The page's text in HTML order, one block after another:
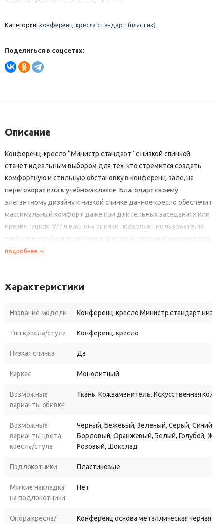
Категории: конференц-кресла стандарт (пластик)
Поделиться в соцсетях:
Описание
Конференц-кресло “Министр стандарт” с низкой спинкой
станет идеальным выбором для тех, кто стремится создать
комфортную и стильную обстановку в конференц-зале, на
переговорах или в учебном классе. Благодаря своему
элегантному дизайну и низкой спинке данное кресло обеспечит
максимальный комфорт даже при длительных заседаниях или
презентациях. Угол наклона спинки позволяет пользователю
наиболее удобное положение кресла, а стильный внешний вид
гармонично впишется в любой интерьер помещения. Используя
ученики будут чувствовать себя комфортно и уютно.
подробнее
Характеристики
Название модели Конференц-кресло Министр стандарт
Тип кресла/стула Конференц-кресло
Низкая спинка Да
Каркас Монолитный
Возможные
варианты обивки
Ткань, Кожзаменитель, Искусственная
Возможные
варианты цвета
кресла/стула
Черный, Бежевый, Зеленый, Серый, Синий,
Бордовый, Оранжевый, Белый, Голубой,
Розовый, Шоколад
Подлокотники Пластиковые
Мягкие накладка
на подлокотники
Нет
Опора кресла/
Конференц основа металлическая черная